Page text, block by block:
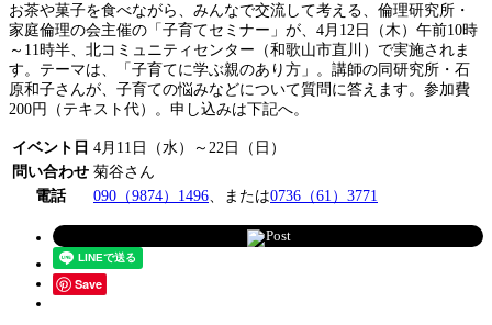
お茶や菓子を食べながら、みんなで交流して考える、倫理研究所・
家庭倫理の会主催の「子育てセミナー」が、4月12日（木）午前10時
～11時半、北コミュニティセンター（和歌山市直川）で実施されま
す。テーマは、「子育てに学ぶ親のあり方」。講師の同研究所・石
原和子さんが、子育ての悩みなどについて質問に答えます。参加費
200円（テキスト代）。申し込みは下記へ。
イベント日 4月11日（水）～22日（日）
問い合わせ 菊谷さん
電話
090（9874）1496 、または0736（61）3771
Post
Save